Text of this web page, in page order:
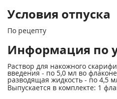
Условия отпуска
По рецепту
Информация по
Раствор для накожного
введения - по 5,0 мл во
разводящая жидкость - по 4,5
Выпускается в комплекте: 1